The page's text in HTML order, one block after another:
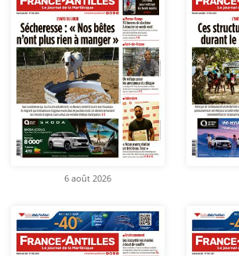
6 août 2026